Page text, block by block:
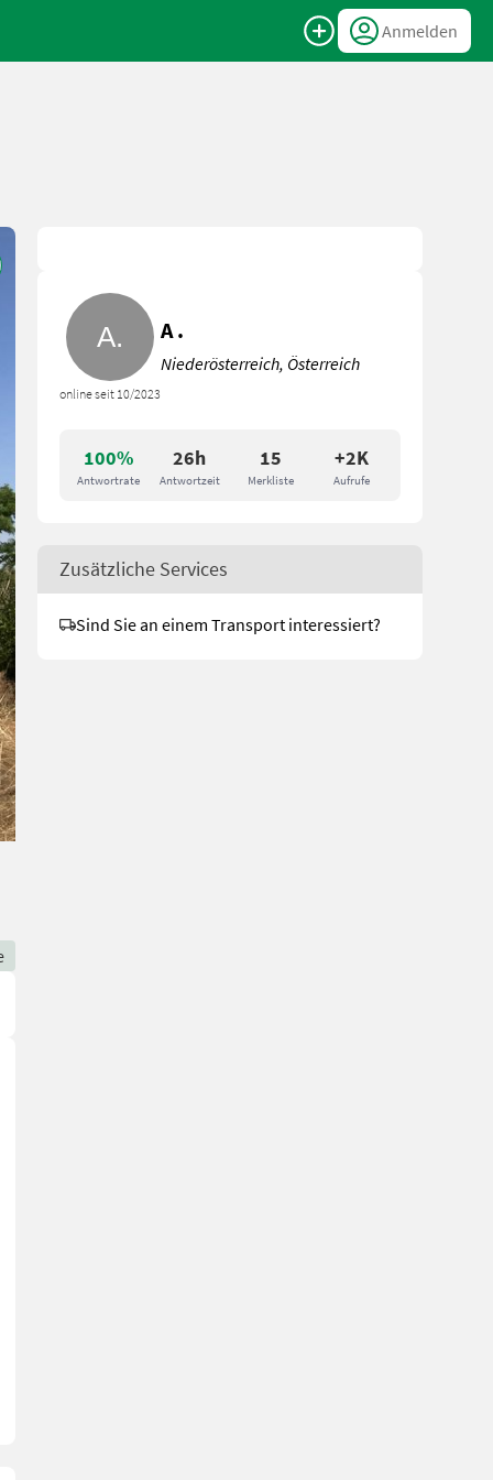
Anmelden
100%
Antwortrate
26h
Antwortzeit
15
Merkliste
+2K
Aufrufe
online seit 10/2023
A .
Niederösterreich, Österreich
Zusätzliche Services
Sind Sie an einem Transport interessiert?